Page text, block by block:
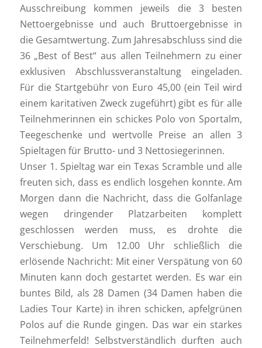
Ausschreibung kommen jeweils die 3 besten
Nettoergebnisse und auch Bruttoergebnisse in
die Gesamtwertung. Zum Jahresabschluss sind die
36 „Best of Best“ aus allen Teilnehmern zu einer
exklusiven Abschlussveranstaltung eingeladen.
Für die Startgebühr von Euro 45,00 (ein Teil wird
einem karitativen Zweck zugeführt) gibt es für alle
Teilnehmerinnen ein schickes Polo von Sportalm,
Teegeschenke und wertvolle Preise an allen 3
Spieltagen für Brutto- und 3 Nettosiegerinnen.
Unser 1. Spieltag war ein Texas Scramble und alle
freuten sich, dass es endlich losgehen konnte. Am
Morgen dann die Nachricht, dass die Golfanlage
wegen dringender Platzarbeiten komplett
geschlossen werden muss, es drohte die
Verschiebung. Um 12.00 Uhr schließlich die
erlösende Nachricht: Mit einer Verspätung von 60
Minuten kann doch gestartet werden. Es war ein
buntes Bild, als 28 Damen (34 Damen haben die
Ladies Tour Karte) in ihren schicken, apfelgrünen
Polos auf die Runde gingen. Das war ein starkes
Teilnehmerfeld! Selbstverständlich durften auch